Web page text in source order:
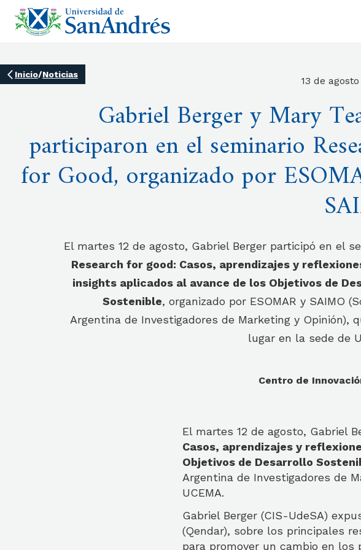
Inicio/Noticias
13 de
Gabriel Berger y Mary
participaron en el seminario
for Good, organizado por
El martes 12 de agosto, Gabriel Berger participó en el
Research for good: Casos, aprendizajes y
insights aplicados al avance de los Objetivos de
Sostenible, organizado por ESOMAR y SAIMO
Argentina de Investigadores de Marketing y Opinión),
lugar en la sede de
Centro de
El martes 12 de agosto, Gabriel
Casos, aprendizajes y
Objetivos de Desarrollo
Argentina de Investigadores de
UCEMA.
Gabriel Berger (CIS-UdeSA)
(Qendar), sobre los principales
para promover un cambio en los